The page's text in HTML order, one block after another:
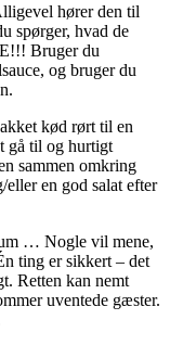
hører den til
spørger, hvad de
Bruger du
og bruger du
kød rørt til en
gå til og hurtigt
sammen omkring
en god salat efter
… Nogle vil mene,
ting er sikkert – det
Retten kan nemt
uventede gæster.